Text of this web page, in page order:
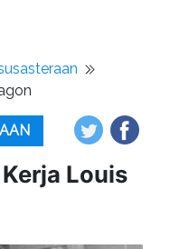
Louis